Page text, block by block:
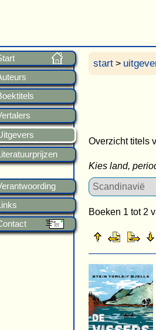
start >
Overzicht titels
Kies land,
Boeken 1 tot 2